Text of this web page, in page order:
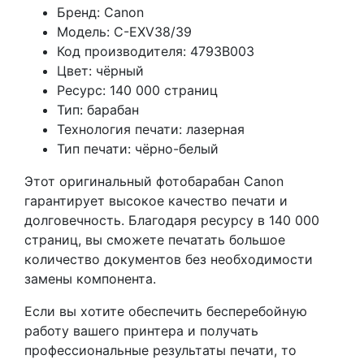
Бренд: Canon
Модель: C-EXV38/39
Код производителя: 4793B003
Цвет: чёрный
Ресурс: 140 000 страниц
Тип: барабан
Технология печати: лазерная
Тип печати: чёрно-белый
Этот оригинальный фотобарабан Canon
гарантирует высокое качество печати и
долговечность. Благодаря ресурсу в 140 000
страниц, вы сможете печатать большое
количество документов без необходимости
замены компонента.
Если вы хотите обеспечить бесперебойную
работу вашего принтера и получать
профессиональные результаты печати, то